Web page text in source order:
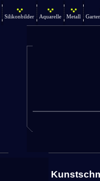
Silikonbilder Aquarelle Metall